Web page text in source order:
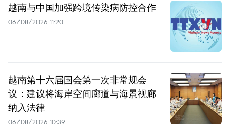
越南与中国加强跨境传染病防控合作
06/08/2026 11:20
越南第十六届国会第一次非常规会
议：建议将海岸空间廊道与海景视廊
纳入法律
06/08/2026 10:39